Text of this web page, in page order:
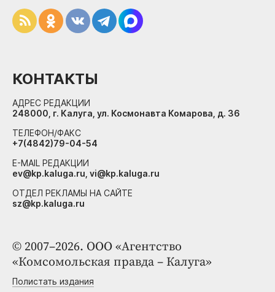
© 2007–2026. ООО «Агентство
«Комсомольская правда – Калуга»
Полистать издания
КОНТАКТЫ
АДРЕС РЕДАКЦИИ
248000, г. Калуга, ул. Космонавта Комарова, д. 36
ТЕЛЕФОН/ФАКС
+7(4842)79-04-54
E-MAIL РЕДАКЦИИ
ev@kp.kaluga.ru, vi@kp.kaluga.ru
ОТДЕЛ РЕКЛАМЫ НА САЙТЕ
sz@kp.kaluga.ru